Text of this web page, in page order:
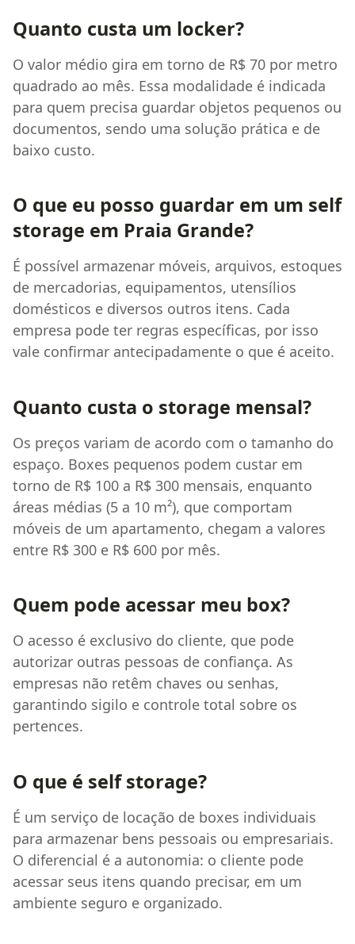
Quanto custa um locker?
O valor médio gira em torno de R$ 70 por metro
quadrado ao mês. Essa modalidade é indicada
para quem precisa guardar objetos pequenos ou
documentos, sendo uma solução prática e de
baixo custo.
O que eu posso guardar em um self
storage em Praia Grande?
É possível armazenar móveis, arquivos, estoques
de mercadorias, equipamentos, utensílios
domésticos e diversos outros itens. Cada
empresa pode ter regras específicas, por isso
vale confirmar antecipadamente o que é aceito.
Quanto custa o storage mensal?
Os preços variam de acordo com o tamanho do
espaço. Boxes pequenos podem custar em
torno de R$ 100 a R$ 300 mensais, enquanto
áreas médias (5 a 10 m²), que comportam
móveis de um apartamento, chegam a valores
entre R$ 300 e R$ 600 por mês.
Quem pode acessar meu box?
O acesso é exclusivo do cliente, que pode
autorizar outras pessoas de confiança. As
empresas não retêm chaves ou senhas,
garantindo sigilo e controle total sobre os
pertences.
O que é self storage?
É um serviço de locação de boxes individuais
para armazenar bens pessoais ou empresariais.
O diferencial é a autonomia: o cliente pode
acessar seus itens quando precisar, em um
ambiente seguro e organizado.